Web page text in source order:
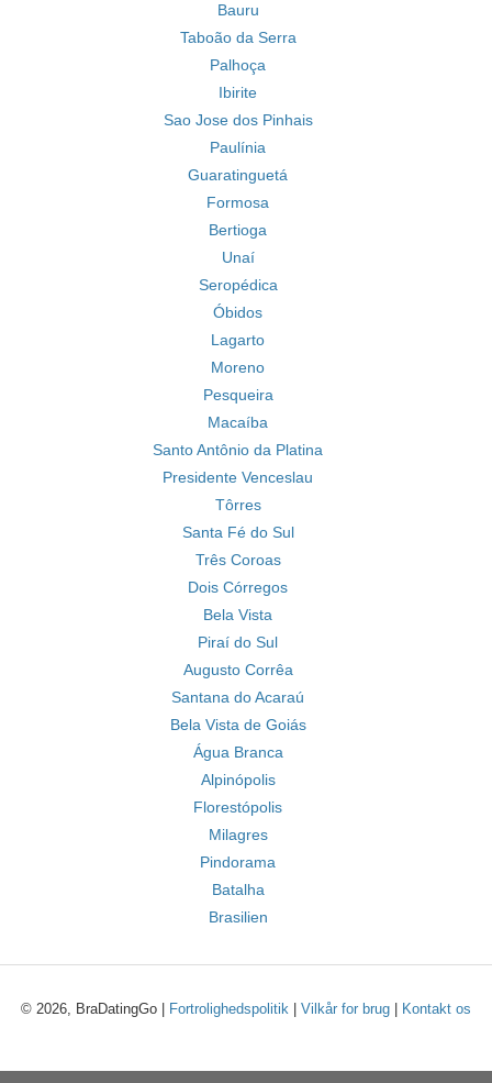
Bauru
Taboão da Serra
Palhoça
Ibirite
Sao Jose dos Pinhais
Paulínia
Guaratinguetá
Formosa
Bertioga
Unaí
Seropédica
Óbidos
Lagarto
Moreno
Pesqueira
Macaíba
Santo Antônio da Platina
Presidente Venceslau
Tôrres
Santa Fé do Sul
Três Coroas
Dois Córregos
Bela Vista
Piraí do Sul
Augusto Corrêa
Santana do Acaraú
Bela Vista de Goiás
Água Branca
Alpinópolis
Florestópolis
Milagres
Pindorama
Batalha
Brasilien
© 2026, BraDatingGo | Fortrolighedspolitik Vilkår for brug Kontakt os